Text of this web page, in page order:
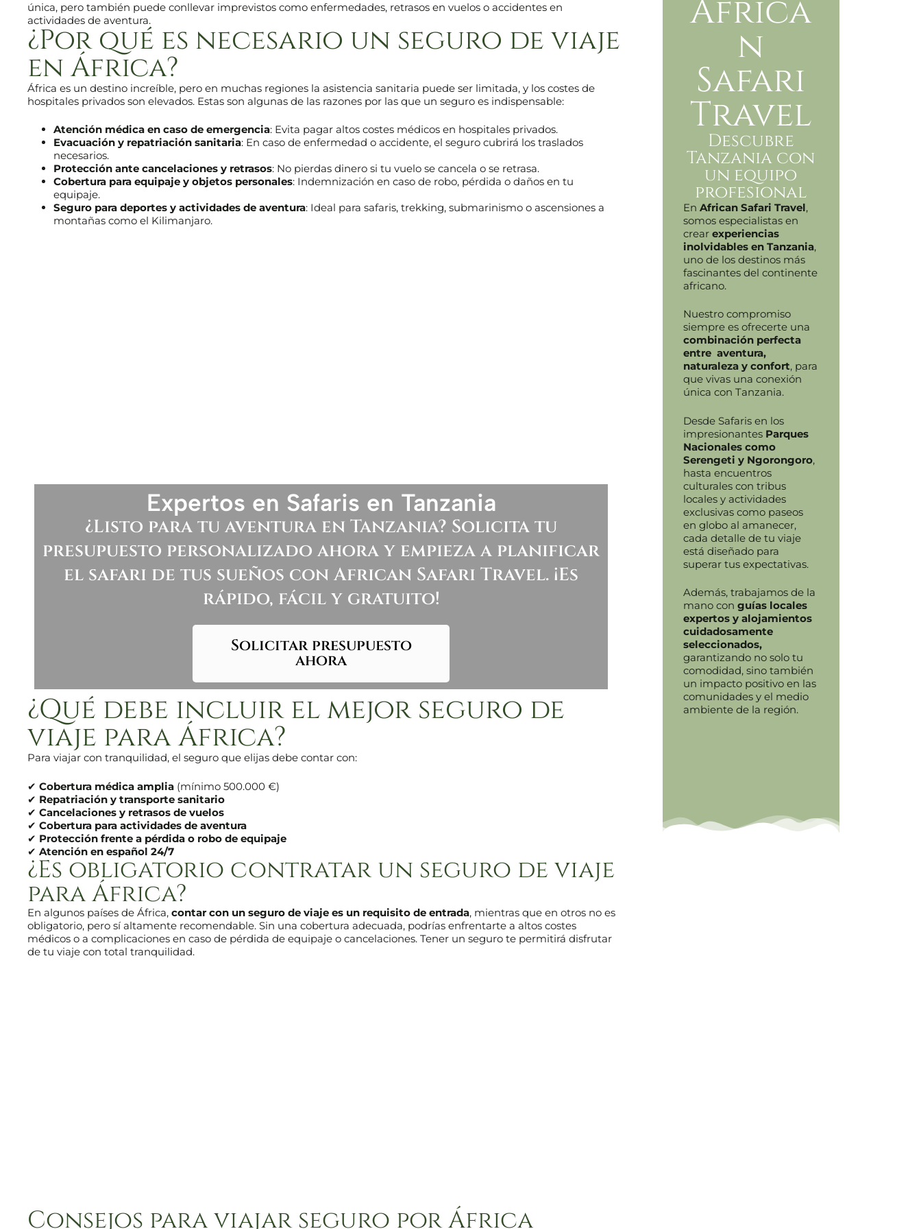
única, pero también puede conllevar imprevistos como enfermedades, retrasos en vuelos o accidentes en
actividades de aventura.
¿Por qué es necesario un seguro de viaje
en África?
África es un destino increíble, pero en muchas regiones la asistencia sanitaria puede ser limitada, y los costes de
hospitales privados son elevados. Estas son algunas de las razones por las que un seguro es indispensable:
Atención médica en caso de emergencia: Evita pagar altos costes médicos en hospitales privados.
Evacuación y repatriación sanitaria: En caso de enfermedad o accidente, el seguro cubrirá los traslados
necesarios.
Protección ante cancelaciones y retrasos: No pierdas dinero si tu vuelo se cancela o se retrasa.
Cobertura para equipaje y objetos personales: Indemnización en caso de robo, pérdida o daños en tu
equipaje.
Seguro para deportes y actividades de aventura: Ideal para safaris, trekking, submarinismo o ascensiones a
montañas como el Kilimanjaro.
Expertos en Safaris en Tanzania
¿Listo para tu aventura en Tanzania? Solicita tu
presupuesto personalizado ahora y empieza a planificar
el safari de tus sueños con African Safari Travel. ¡Es
rápido, fácil y gratuito!
Solicitar presupuesto
ahora
¿Qué debe incluir el mejor seguro de
viaje para África?
Para viajar con tranquilidad, el seguro que elijas debe contar con:
✔ Cobertura médica amplia (mínimo 500.000 €)
✔ Repatriación y transporte sanitario
✔ Cancelaciones y retrasos de vuelos
✔ Cobertura para actividades de aventura
✔ Protección frente a pérdida o robo de equipaje
✔ Atención en español 24/7
¿Es obligatorio contratar un seguro de viaje
para África?
En algunos países de África, contar con un seguro de viaje es un requisito de entrada, mientras que en otros no es
obligatorio, pero sí altamente recomendable. Sin una cobertura adecuada, podrías enfrentarte a altos costes
médicos o a complicaciones en caso de pérdida de equipaje o cancelaciones. Tener un seguro te permitirá disfrutar
de tu viaje con total tranquilidad.
Consejos para viajar seguro por África
Africa
n
Safari
Travel
Descubre
Tanzania con
un equipo
profesional
En African Safari Travel,
somos especialistas en
crear experiencias
inolvidables en Tanzania,
uno de los destinos más
fascinantes del continente
africano.
Nuestro compromiso
siempre es ofrecerte una
combinación perfecta
entre aventura,
naturaleza y confort, para
que vivas una conexión
única con Tanzania.
Desde Safaris en los
impresionantes Parques
Nacionales como
Serengeti y Ngorongoro,
hasta encuentros
culturales con tribus
locales y actividades
exclusivas como paseos
en globo al amanecer,
cada detalle de tu viaje
está diseñado para
superar tus expectativas.
Además, trabajamos de la
mano con guías locales
expertos y alojamientos
cuidadosamente
seleccionados,
garantizando no solo tu
comodidad, sino también
un impacto positivo en las
comunidades y el medio
ambiente de la región.